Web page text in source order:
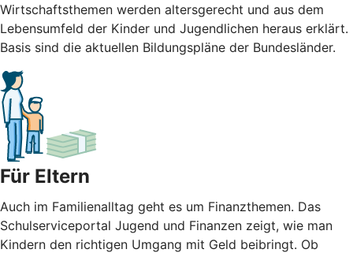
Wirtschaftsthemen werden altersgerecht und aus dem
Lebensumfeld der Kinder und Jugendlichen heraus erklärt.
Basis sind die aktuellen Bildungspläne der Bundesländer.
Für Eltern
Auch im Familienalltag geht es um Finanzthemen. Das
Schulserviceportal Jugend und Finanzen zeigt, wie man
Kindern den richtigen Umgang mit Geld beibringt. Ob